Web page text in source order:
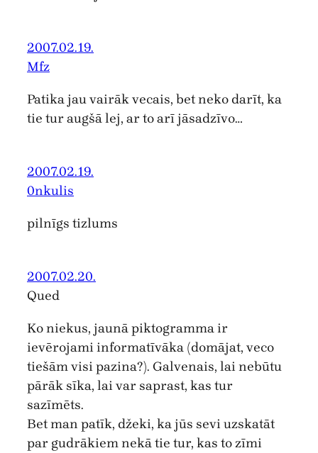
2007.02.19.
Mfz
Patika jau vairāk vecais, bet neko darīt, ka
tie tur augšā lej, ar to arī jāsadzīvo…
2007.02.19.
0nkulis
pilnīgs tizlums
2007.02.20.
Qued
Ko niekus, jaunā piktogramma ir
ievērojami informatīvāka (domājat, veco
tiešām visi pazina?). Galvenais, lai nebūtu
pārāk sīka, lai var saprast, kas tur
sazīmēts.
Bet man patīk, džeki, ka jūs sevi uzskatāt
par gudrākiem nekā tie tur, kas to zīmi